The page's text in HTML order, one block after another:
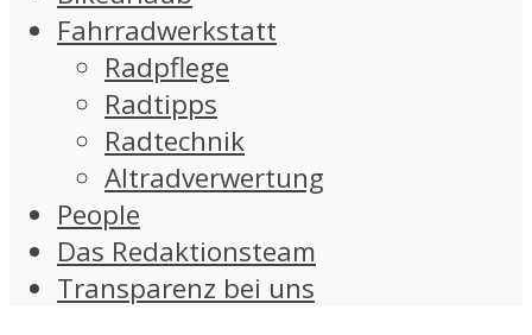
Fahrradwerkstatt
Radpflege
Radtipps
Radtechnik
Altradverwertung
People
Das Redaktionsteam
Transparenz bei uns